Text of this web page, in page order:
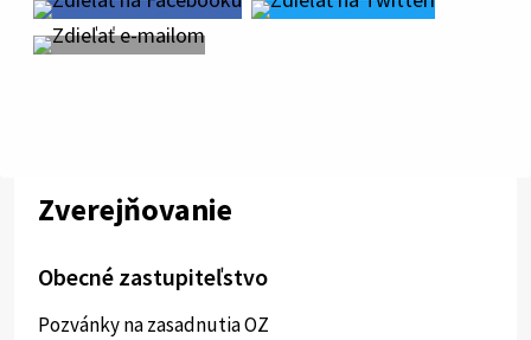
Zverejňovanie
Obecné zastupiteľstvo
Pozvánky na zasadnutia OZ